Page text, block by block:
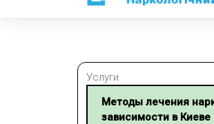
Услуги
Методы лечения
зависимости в Киеве